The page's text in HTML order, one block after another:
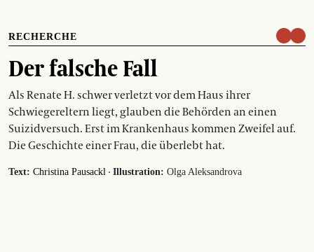
RECHERCHE
Der falsche Fall
Als Renate H. schwer verletzt vor dem Haus ihrer
Schwiegereltern liegt, glauben die Behörden an einen
Suizidversuch. Erst im Krankenhaus kommen Zweifel auf.
Die Geschichte einer Frau, die überlebt hat.
Text: Christina Pausackl · Illustration: Olga Aleksandrova